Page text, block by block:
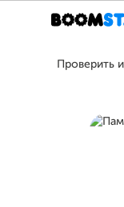
Проверить